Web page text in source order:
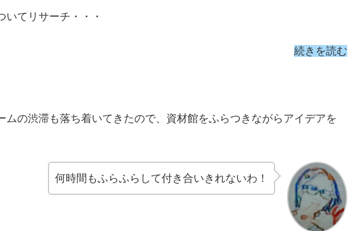
てリサーチ・・・
続きを読む
ムの渋滞も落ち着いてきたので、資材館をふらつきながらアイデアを
何時間もふらふらして付き合いきれないわ！